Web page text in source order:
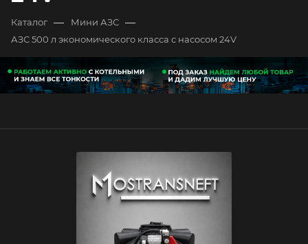
Каталог — Мини АЗС —
АЗС 500 л экономического класса с насосом 24V